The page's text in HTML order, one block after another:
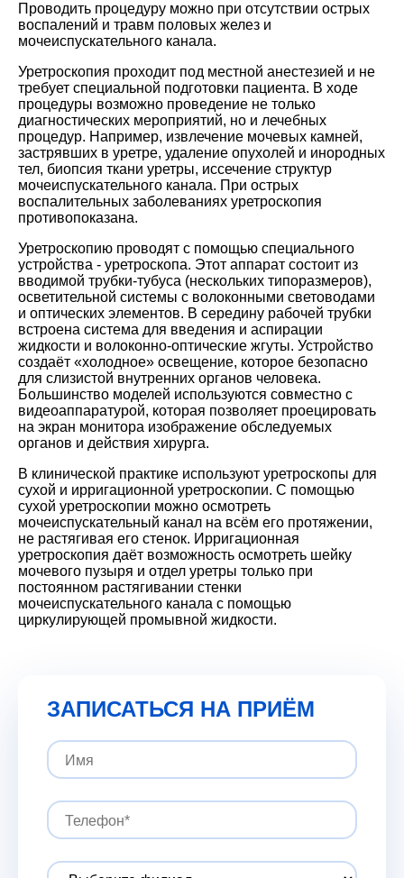
Проводить процедуру можно при отсутствии острых
воспалений и травм половых желез и
мочеиспускательного канала.
Уретроскопия проходит под местной анестезией и не
требует специальной подготовки пациента. В ходе
процедуры возможно проведение не только
диагностических мероприятий, но и лечебных
процедур. Например, извлечение мочевых камней,
застрявших в уретре, удаление опухолей и инородных
тел, биопсия ткани уретры, иссечение структур
мочеиспускательного канала. При острых
воспалительных заболеваниях уретроскопия
противопоказана.
Уретроскопию проводят с помощью специального
устройства - уретроскопа. Этот аппарат состоит из
вводимой трубки-тубуса (нескольких типоразмеров),
осветительной системы с волоконными световодами
и оптических элементов. В середину рабочей трубки
встроена система для введения и аспирации
жидкости и волоконно-оптические жгуты. Устройство
создаёт «холодное» освещение, которое безопасно
для слизистой внутренних органов человека.
Большинство моделей используются совместно с
видеоаппаратурой, которая позволяет проецировать
на экран монитора изображение обследуемых
органов и действия хирурга.
В клинической практике используют уретроскопы для
сухой и ирригационной уретроскопии. С помощью
сухой уретроскопии можно осмотреть
мочеиспускательный канал на всём его протяжении,
не растягивая его стенок. Ирригационная
уретроскопия даёт возможность осмотреть шейку
мочевого пузыря и отдел уретры только при
постоянном растягивании стенки
мочеиспускательного канала с помощью
циркулирующей промывной жидкости.
ЗАПИСАТЬСЯ НА ПРИЁМ